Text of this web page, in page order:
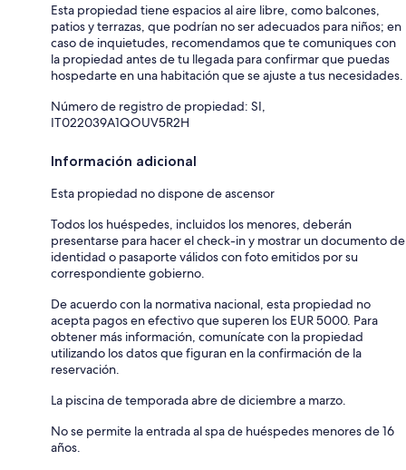
Esta propiedad tiene espacios al aire libre, como balcones,
patios y terrazas, que podrían no ser adecuados para niños; en
caso de inquietudes, recomendamos que te comuniques con
la propiedad antes de tu llegada para confirmar que puedas
hospedarte en una habitación que se ajuste a tus necesidades.
Número de registro de propiedad: SI,
IT022039A1QOUV5R2H
Información adicional
Esta propiedad no dispone de ascensor
Todos los huéspedes, incluidos los menores, deberán
presentarse para hacer el check-in y mostrar un documento de
identidad o pasaporte válidos con foto emitidos por su
correspondiente gobierno.
De acuerdo con la normativa nacional, esta propiedad no
acepta pagos en efectivo que superen los EUR 5000. Para
obtener más información, comunícate con la propiedad
utilizando los datos que figuran en la confirmación de la
reservación.
La piscina de temporada abre de diciembre a marzo.
No se permite la entrada al spa de huéspedes menores de 16
años.